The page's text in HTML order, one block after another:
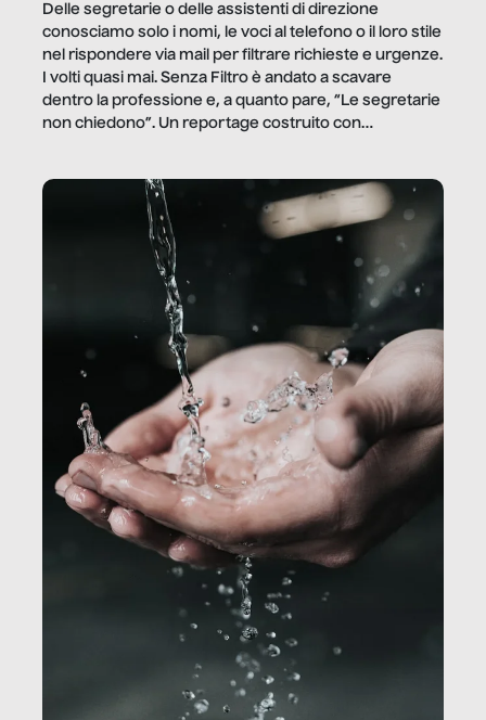
Delle segretarie o delle assistenti di direzione
conosciamo solo i nomi, le voci al telefono o il loro stile
nel rispondere via mail per filtrare richieste e urgenze.
I volti quasi mai. Senza Filtro è andato a scavare
dentro la professione e, a quanto pare, “Le segretarie
non chiedono”. Un reportage costruito con